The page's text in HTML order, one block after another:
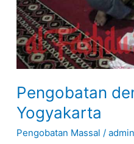
Pengobatan
Yogyakarta
Pengobatan Massal /admin